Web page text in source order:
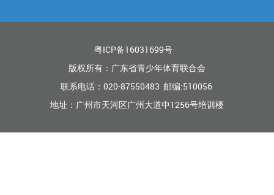
粤ICP备16031699号
版权所有：广东省青少年体育联合会
联系电话：020-87550483 邮编:510056
地址：广州市天河区广州大道中1256号培训楼